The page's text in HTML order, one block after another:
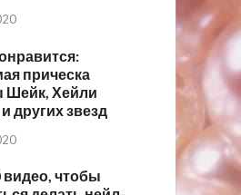
прическа
Шейк, Хейли
других звезд
видео, чтобы